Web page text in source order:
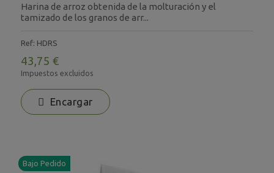
Harina de arroz obtenida de la molturación y el
tamizado de los granos de arr...
Ref: HDRS
43,75 €
Impuestos excluidos
Encargar
Bajo Pedido